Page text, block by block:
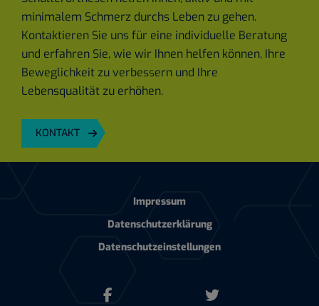
minimalem Schmerz durchs Leben zu gehen.
Kontaktieren Sie uns für eine individuelle Beratung
und erfahren Sie, wie wir Ihnen helfen können, Ihre
Beweglichkeit zu verbessern und Ihre
Lebensqualität zu erhöhen.
KONTAKT
Impressum
Datenschutzerklärung
Datenschutzeinstellungen